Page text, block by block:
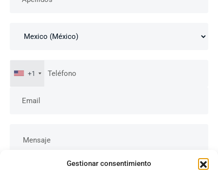
Gestionar consentimiento
+1